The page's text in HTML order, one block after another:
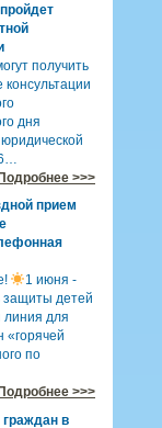
получить
дня
>>>
прием
1 июня -
детей
линия для
«горячей
по
Подробнее >>>
в